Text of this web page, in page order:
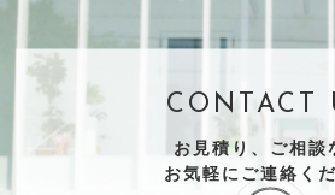
CONTACT
お見積り、ご相談
お気軽にご連絡く